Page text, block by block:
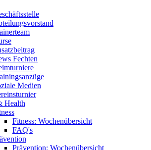
Fechten
Medien
Health
Fitness: Wochenübersicht
FAQ's
Prävention: Wochenübersicht